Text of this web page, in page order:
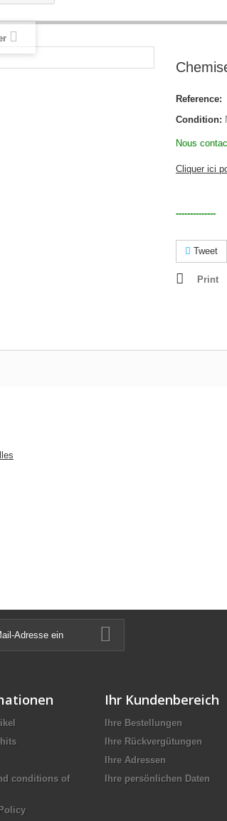
Reference:
Condition:
Nous
Cliquer ici
--------------
Tweet
Print
conditions of
Ihr Kundenbereich
Ihre Bestellungen
Ihre Rückvergütungen
Ihre Adressen
Ihre persönlichen Daten